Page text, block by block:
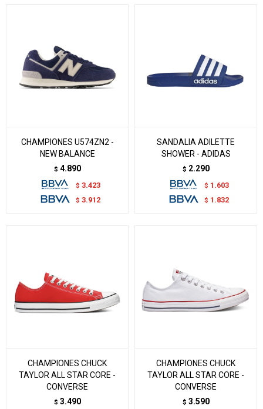
CHAMPIONES U574ZN2 -
NEW BALANCE
$ 4.890
$ 3.423
$ 3.912
SANDALIA ADILETTE
SHOWER - ADIDAS
$ 2.290
$ 1.603
$ 1.832
CHAMPIONES CHUCK
TAYLOR ALL STAR CORE -
CONVERSE
$ 3.490
CHAMPIONES CHUCK
TAYLOR ALL STAR CORE -
CONVERSE
$ 3.590